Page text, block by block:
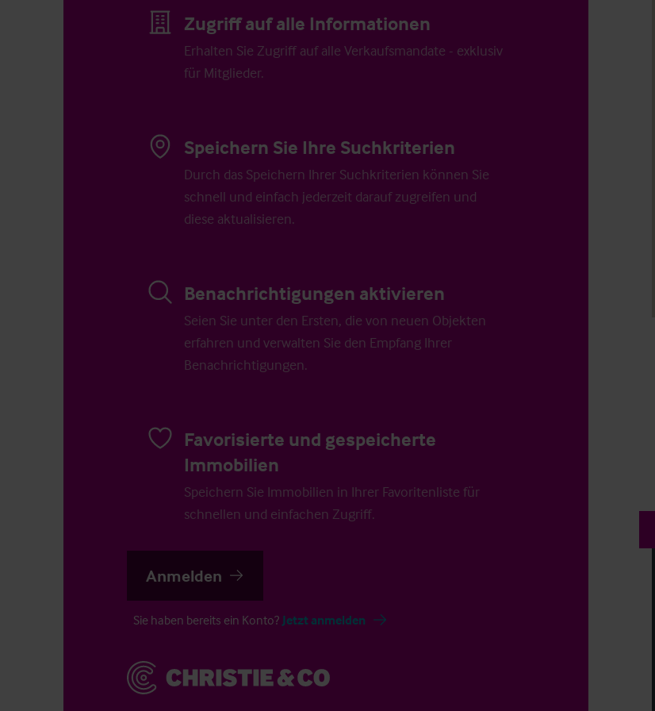
Zugriff auf alle Informationen
Erhalten Sie Zugriff auf alle Verkaufsmandate - exklusiv
für Mitglieder.
Speichern Sie Ihre Suchkriterien
Durch das Speichern Ihrer Suchkriterien können Sie
schnell und einfach jederzeit darauf zugreifen und
diese aktualisieren.
Benachrichtigungen aktivieren
Seien Sie unter den Ersten, die von neuen Objekten
erfahren und verwalten Sie den Empfang Ihrer
Benachrichtigungen.
Favorisierte und gespeicherte
Immobilien
Speichern Sie Immobilien in Ihrer Favoritenliste für
schnellen und einfachen Zugriff.
Anmelden
Sie haben bereits ein Konto? Jetzt anmelden